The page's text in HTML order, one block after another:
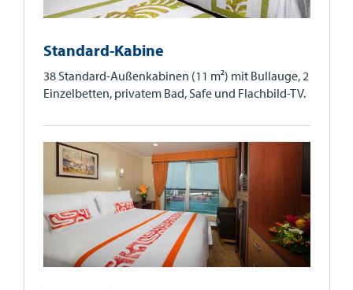
Standard-Kabine
38 Standard-Außenkabinen (11 m²) mit Bullauge, 2
Einzelbetten, privatem Bad, Safe und Flachbild-TV.